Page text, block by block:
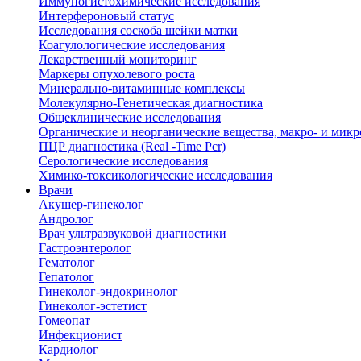
Интерфероновый статус
Исследования соскоба шейки матки
Коагулологические исследования
Лекарственный мониторинг
Маркеры опухолевого роста
Минерально-витаминные комплексы
Молекулярно-Генетическая диагностика
Общеклинические исследования
Органические и неорганические вещества, макро- и
ПЦР диагностика (Real -Time Pcr)
Серологические исследования
Химико-токсикологические исследования
Врачи
Акушер-гинеколог
Андролог
Врач ультразвуковой диагностики
Гастроэнтеролог
Гематолог
Гепатолог
Гинеколог-эндокринолог
Гинеколог-эстетист
Гомеопат
Инфекционист
Кардиолог